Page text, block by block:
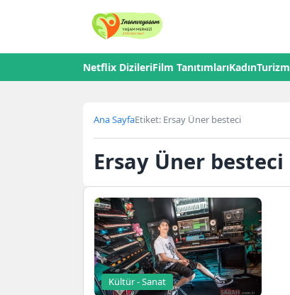
Netflix DizileriFilm TanıtımlarıKadınTurizm
Ana SayfaEtiket: Ersay Üner besteci
Ersay Üner besteci
Kültür - Sanat